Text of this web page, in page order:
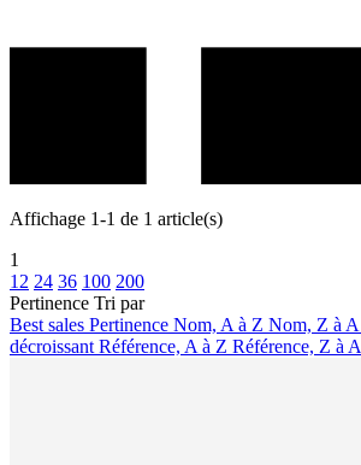
Affichage 1-1 de 1 article(s)
1
12 24 36 100 200
Pertinence Tri par
Best sales Pertinence Nom, A à Z Nom, Z à A
décroissant Référence, A à Z Référence, Z à A